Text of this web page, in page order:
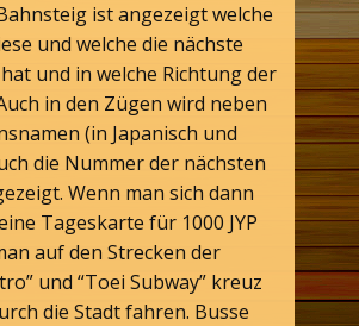
ist angezeigt welche
und welche die nächste
und in welche Richtung der
in den Zügen wird neben
(in Japanisch und
die Nummer der nächsten
Wenn man sich dann
Tageskarte für 1000 JYP
auf den Strecken der
und “Toei Subway” kreuz
die Stadt fahren. Busse